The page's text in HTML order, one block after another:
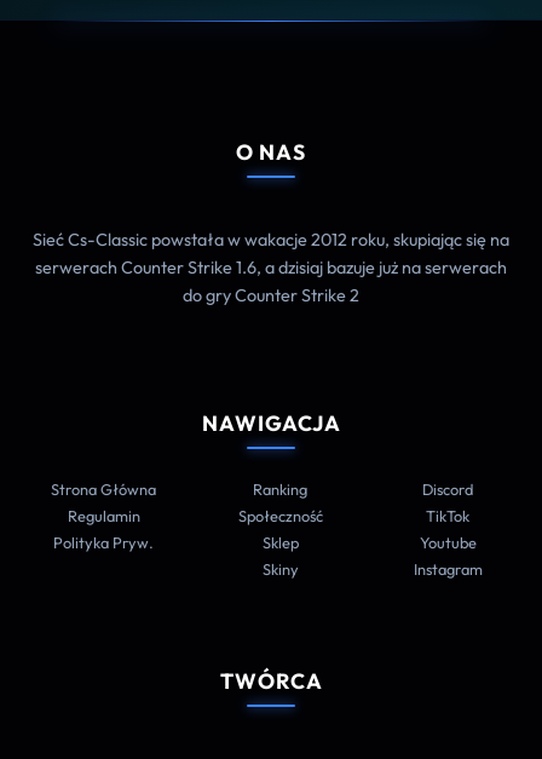
O NAS
Sieć Cs-Classic powstała w wakacje 2012 roku, skupiając się na
serwerach Counter Strike 1.6, a dzisiaj bazuje już na serwerach
do gry Counter Strike 2
NAWIGACJA
Strona Główna
Regulamin
Polityka Pryw.
Ranking
Społeczność
Sklep
Skiny
Discord
TikTok
Youtube
Instagram
TWÓRCA